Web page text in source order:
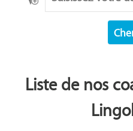
Liste de nos